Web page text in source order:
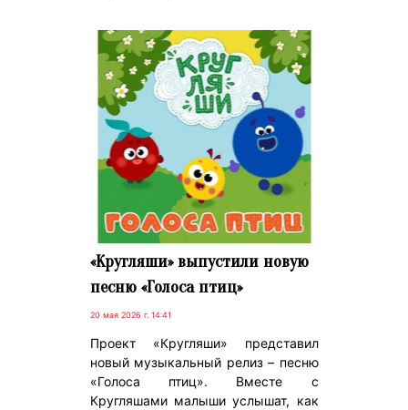
«Кругляши» выпустили новую
песню «Голоса птиц»
20 мая 2026 г. 14:41
Проект «Кругляши» представил
новый музыкальный релиз – песню
«Голоса птиц». Вместе с
Кругляшами малыши услышат, как